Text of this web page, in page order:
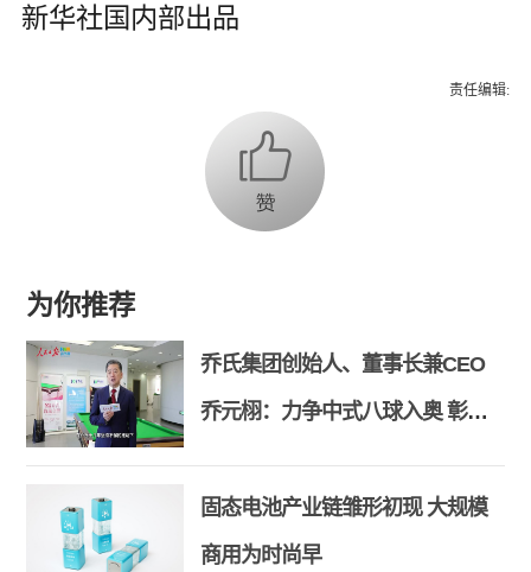
新华社国内部出品
责任编辑:
为你推荐
乔氏集团创始人、董事长兼CEO
乔元栩：力争中式八球入奥 彰显
和合共生精神
固态电池产业链雏形初现 大规模
商用为时尚早